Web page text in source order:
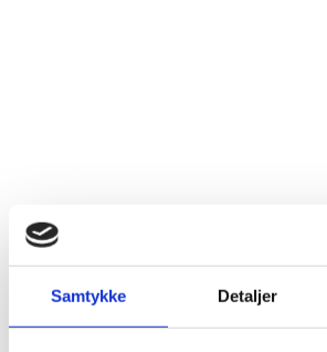
Samtykke Detaljer